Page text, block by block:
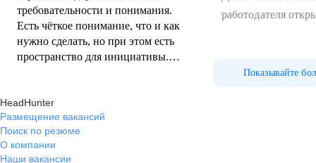
требовательности и понимания.
Есть чёткое понимание, что и как
нужно сделать, но при этом есть
пространство для инициативы.
Своевременная зарплата- лучшее
тому подтверждение. Спасибо за
стабильность!
работодателя
Показывайте
HeadHunter
Размещение вакансий
Поиск по резюме
О компании
Наши вакансии